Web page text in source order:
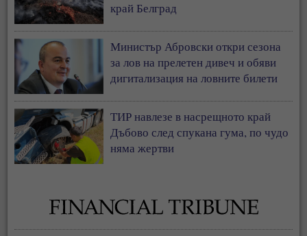
край Белград
Министър Абровски откри сезона
за лов на прелетен дивеч и обяви
дигитализация на ловните билети
ТИР навлезе в насрещното край
Дъбово след спукана гума, по чудо
няма жертви